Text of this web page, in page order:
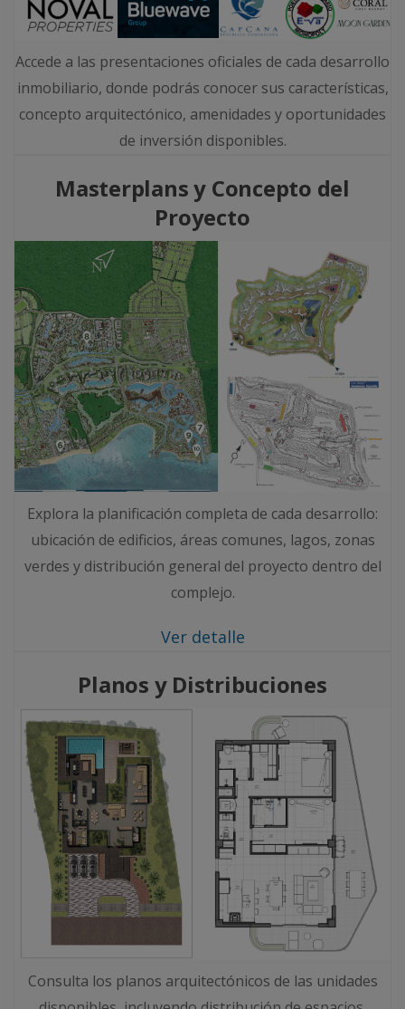
Accede a las presentaciones oficiales de cada desarrollo
inmobiliario, donde podrás conocer sus características,
concepto arquitectónico, amenidades y oportunidades
de inversión disponibles.
Masterplans y Concepto del
Proyecto
Explora la planificación completa de cada desarrollo:
ubicación de edificios, áreas comunes, lagos, zonas
verdes y distribución general del proyecto dentro del
complejo.
Ver detalle
Planos y Distribuciones
Consulta los planos arquitectónicos de las unidades